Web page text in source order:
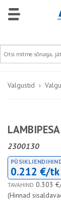
Valgustid
2300130
0.212 €/tk
TAVAHIND 0.303
(Hinnad